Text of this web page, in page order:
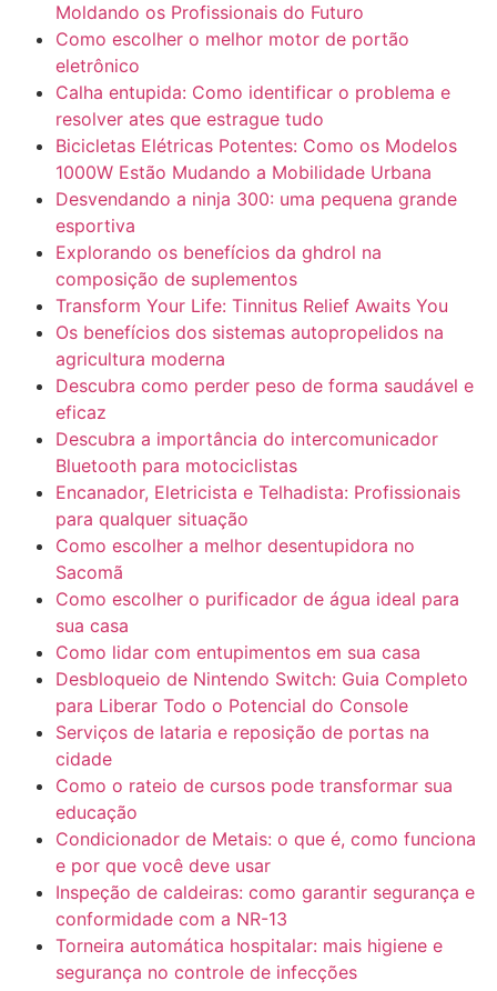
Moldando os Profissionais do Futuro
Como escolher o melhor motor de portão
eletrônico
Calha entupida: Como identificar o problema e
resolver ates que estrague tudo
Bicicletas Elétricas Potentes: Como os Modelos
1000W Estão Mudando a Mobilidade Urbana
Desvendando a ninja 300: uma pequena grande
esportiva
Explorando os benefícios da ghdrol na
composição de suplementos
Transform Your Life: Tinnitus Relief Awaits You
Os benefícios dos sistemas autopropelidos na
agricultura moderna
Descubra como perder peso de forma saudável e
eficaz
Descubra a importância do intercomunicador
Bluetooth para motociclistas
Encanador, Eletricista e Telhadista: Profissionais
para qualquer situação
Como escolher a melhor desentupidora no
Sacomã
Como escolher o purificador de água ideal para
sua casa
Como lidar com entupimentos em sua casa
Desbloqueio de Nintendo Switch: Guia Completo
para Liberar Todo o Potencial do Console
Serviços de lataria e reposição de portas na
cidade
Como o rateio de cursos pode transformar sua
educação
Condicionador de Metais: o que é, como funciona
e por que você deve usar
Inspeção de caldeiras: como garantir segurança e
conformidade com a NR-13
Torneira automática hospitalar: mais higiene e
segurança no controle de infecções